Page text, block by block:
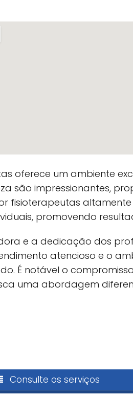
oferece um ambiente
são impressionantes,
fisioterapeutas
promovendo
e a dedicação dos
atencioso e o
É notável o
uma abordagem
Serviços no
experiência começa já na
faz toda a diferença.
Consulte os serviços